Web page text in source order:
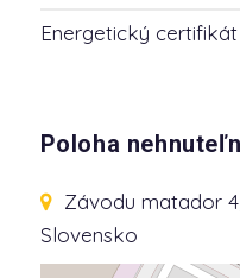
Energetický certifikát
Poloha
Závodu matador 4
Slovensko